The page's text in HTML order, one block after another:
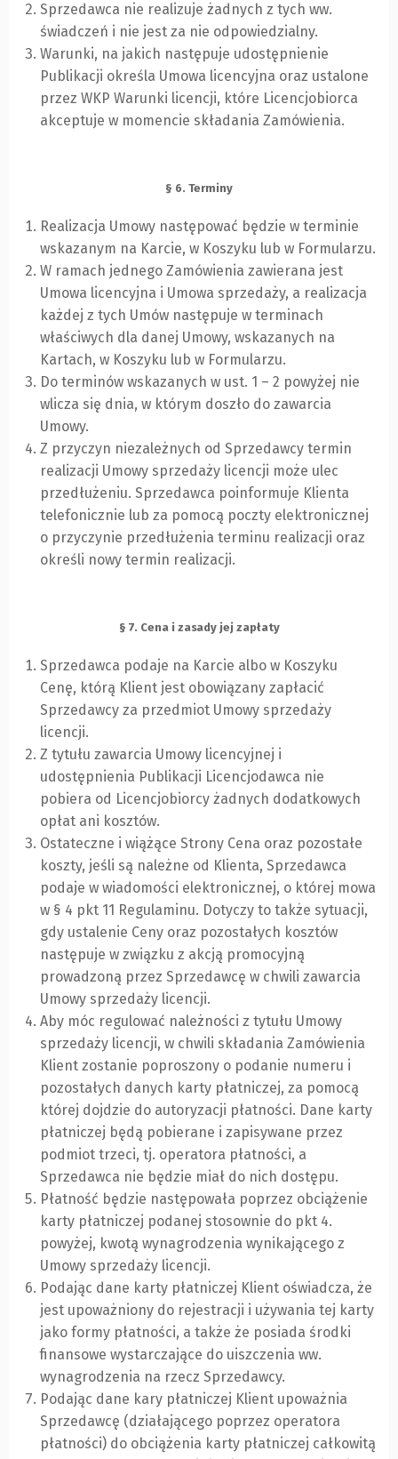
Sprzedawca nie realizuje żadnych z tych ww.
świadczeń i nie jest za nie odpowiedzialny.
Warunki, na jakich następuje udostępnienie
Publikacji określa Umowa licencyjna oraz ustalone
przez WKP Warunki licencji, które Licencjobiorca
akceptuje w momencie składania Zamówienia.
§ 6. Terminy
Realizacja Umowy następować będzie w terminie
wskazanym na Karcie, w Koszyku lub w Formularzu.
W ramach jednego Zamówienia zawierana jest
Umowa licencyjna i Umowa sprzedaży, a realizacja
każdej z tych Umów następuje w terminach
właściwych dla danej Umowy, wskazanych na
Kartach, w Koszyku lub w Formularzu.
Do terminów wskazanych w ust. 1 – 2 powyżej nie
wlicza się dnia, w którym doszło do zawarcia
Umowy.
Z przyczyn niezależnych od Sprzedawcy termin
realizacji Umowy sprzedaży licencji może ulec
przedłużeniu. Sprzedawca poinformuje Klienta
telefonicznie lub za pomocą poczty elektronicznej
o przyczynie przedłużenia terminu realizacji oraz
określi nowy termin realizacji.
§ 7. Cena i zasady jej zapłaty
Sprzedawca podaje na Karcie albo w Koszyku
Cenę, którą Klient jest obowiązany zapłacić
Sprzedawcy za przedmiot Umowy sprzedaży
licencji.
Z tytułu zawarcia Umowy licencyjnej i
udostępnienia Publikacji Licencjodawca nie
pobiera od Licencjobiorcy żadnych dodatkowych
opłat ani kosztów.
Ostateczne i wiążące Strony Cena oraz pozostałe
koszty, jeśli są należne od Klienta, Sprzedawca
podaje w wiadomości elektronicznej, o której mowa
w § 4 pkt 11 Regulaminu. Dotyczy to także sytuacji,
gdy ustalenie Ceny oraz pozostałych kosztów
następuje w związku z akcją promocyjną
prowadzoną przez Sprzedawcę w chwili zawarcia
Umowy sprzedaży licencji.
Aby móc regulować należności z tytułu Umowy
sprzedaży licencji, w chwili składania Zamówienia
Klient zostanie poproszony o podanie numeru i
pozostałych danych karty płatniczej, za pomocą
której dojdzie do autoryzacji płatności. Dane karty
płatniczej będą pobierane i zapisywane przez
podmiot trzeci, tj. operatora płatności, a
Sprzedawca nie będzie miał do nich dostępu.
Płatność będzie następowała poprzez obciążenie
karty płatniczej podanej stosownie do pkt 4.
powyżej, kwotą wynagrodzenia wynikającego z
Umowy sprzedaży licencji.
Podając dane karty płatniczej Klient oświadcza, że
jest upoważniony do rejestracji i używania tej karty
jako formy płatności, a także że posiada środki
finansowe wystarczające do uiszczenia ww.
wynagrodzenia na rzecz Sprzedawcy.
Podając dane kary płatniczej Klient upoważnia
Sprzedawcę (działającego poprzez operatora
płatności) do obciążenia karty płatniczej całkowitą